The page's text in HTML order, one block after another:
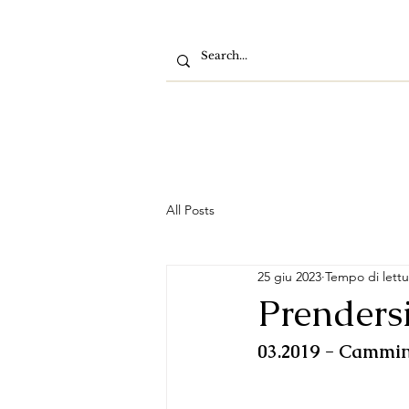
All Posts
25 giu 2023 Tempo di
03.2019 -